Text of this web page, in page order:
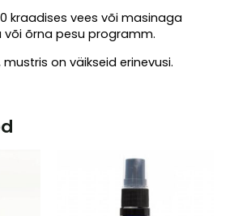
kraadises vees või masinaga
või õrna pesu programm.
mustris on väikseid erinevusi.